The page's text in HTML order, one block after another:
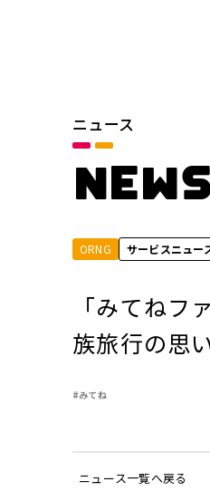
ニュース
ORNG サービスニュー
「みてね
族旅行の思
#みてね
ニュース一覧へ戻る
カテゴリ
サービスニュース